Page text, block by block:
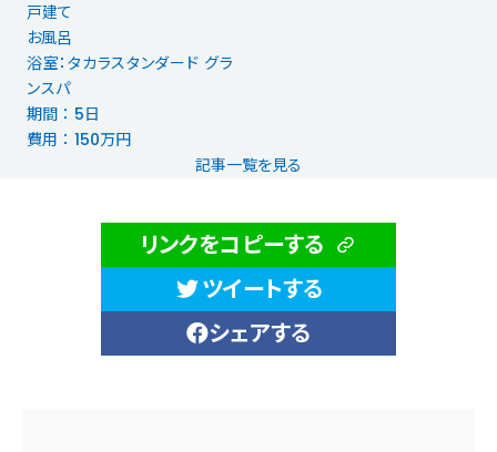
戸建て
お風呂
浴室：タカラスタンダード グラ
ンスパ
期間 ： 5日
費用 ： 150万円
記事一覧を見る
リンクをコピーする
ツイートする
シェアする